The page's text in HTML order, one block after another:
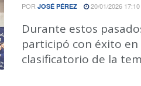
POR JOSÉ PÉREZ 20/01/2026
Durante estos
participó con éxito
clasificatorio de la